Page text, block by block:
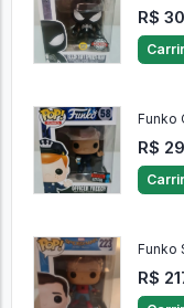
R$
Funko
R$
Funko
R$